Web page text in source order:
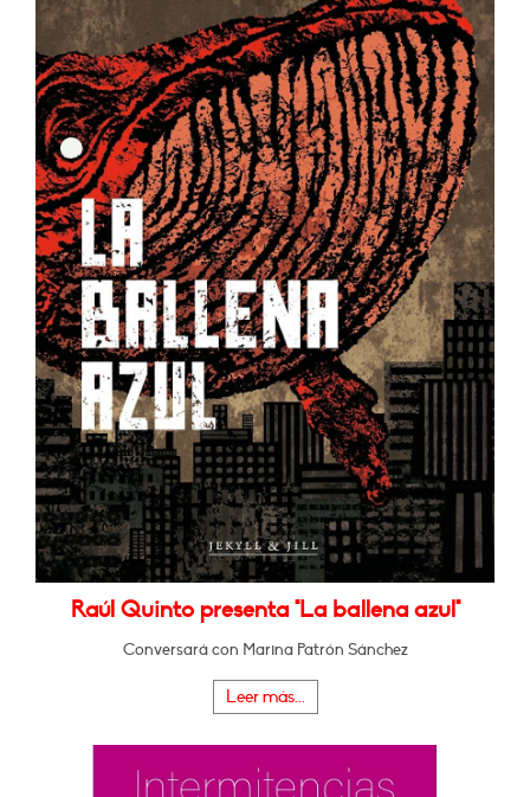
Raúl Quinto presenta "La ballena azul"
Conversará con Marina Patrón Sánchez
Leer más...